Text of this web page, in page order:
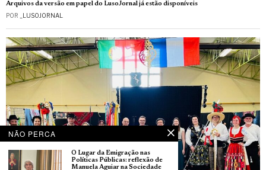
Arquivos da versão em papel do LusoJornal já estão disponíveis
POR _LUSOJORNAL
NÃO PERCA
O Lugar da Emigração nas
Políticas Públicas: reflexão de
Manuela Aguiar na Sociedade